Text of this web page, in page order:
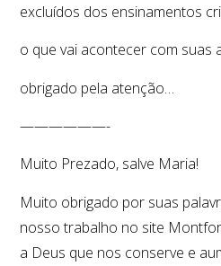
excluídos dos ensinamentos
o que vai acontecer com suas
obrigado pela atenção…
——————-
Muito Prezado, salve Maria!
Muito obrigado por suas
nosso trabalho no site
a Deus que nos conserve e